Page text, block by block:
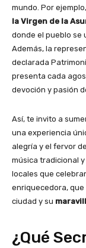
mundo. Por
la Virgen de la
donde el pueblo se
Además, la
declarada
presenta cada
devoción y pasión
Así, te invito a
una experiencia
alegría y el fervor
música tradicional
locales que
enriquecedora,
ciudad y su
¿Qué